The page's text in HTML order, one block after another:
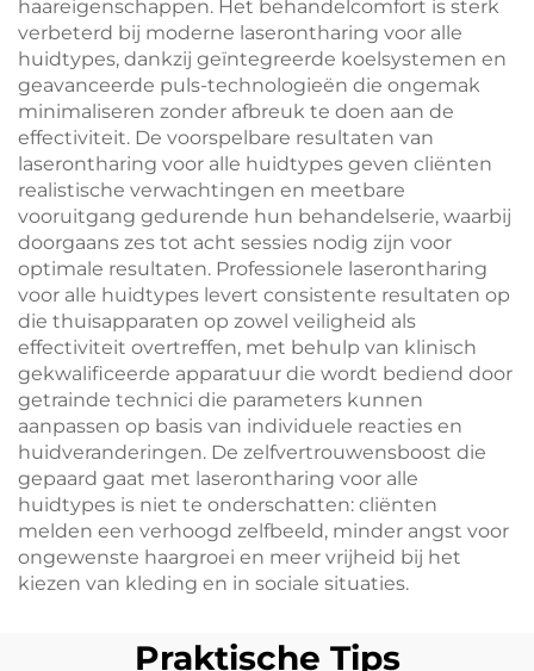
haareigenschappen. Het behandelcomfort is sterk
verbeterd bij moderne laserontharing voor alle
huidtypes, dankzij geïntegreerde koelsystemen en
geavanceerde puls-technologieën die ongemak
minimaliseren zonder afbreuk te doen aan de
effectiviteit. De voorspelbare resultaten van
laserontharing voor alle huidtypes geven cliënten
realistische verwachtingen en meetbare
vooruitgang gedurende hun behandelserie, waarbij
doorgaans zes tot acht sessies nodig zijn voor
optimale resultaten. Professionele laserontharing
voor alle huidtypes levert consistente resultaten op
die thuisapparaten op zowel veiligheid als
effectiviteit overtreffen, met behulp van klinisch
gekwalificeerde apparatuur die wordt bediend door
getrainde technici die parameters kunnen
aanpassen op basis van individuele reacties en
huidveranderingen. De zelfvertrouwensboost die
gepaard gaat met laserontharing voor alle
huidtypes is niet te onderschatten: cliënten
melden een verhoogd zelfbeeld, minder angst voor
ongewenste haargroei en meer vrijheid bij het
kiezen van kleding en in sociale situaties.
Praktische Tips